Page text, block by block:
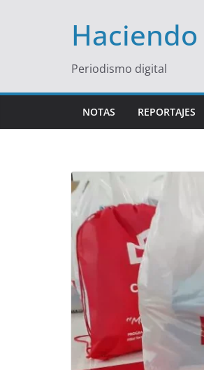
Haciendo
Periodismo digital
NOTAS REPORTAJES